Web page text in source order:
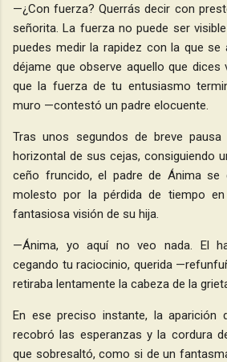
—¿Con fuerza? Querrás decir con
señorita. La fuerza no puede ser
puedes medir la rapidez con la que se
déjame que observe aquello que
que la fuerza de tu entusiasmo
muro —contestó un padre elocuente.
Tras unos segundos de breve pausa
horizontal de sus cejas, consiguiendo
ceño fruncido, el padre de Ánima se
molesto por la pérdida de tiempo
fantasiosa visión de su hija.
—Ánima, yo aquí no veo nada. El
cegando tu raciocinio, querida
retiraba lentamente la cabeza de la
En ese preciso instante, la aparición
recobró las esperanzas y la cordura
que sobresaltó, como si de un